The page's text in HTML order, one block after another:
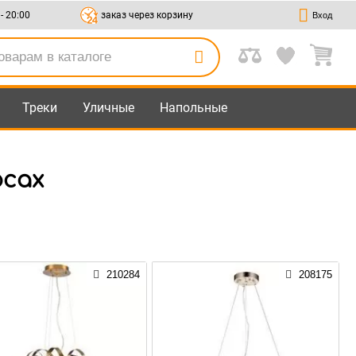
20:00 заказ через корзину Вход
Треки Уличные Напольные
210284 208175